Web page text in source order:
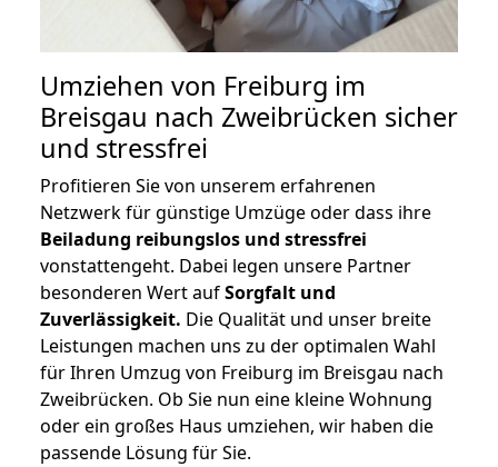
Umziehen von Freiburg im
Breisgau nach Zweibrücken sicher
und stressfrei
Profitieren Sie von unserem erfahrenen
Netzwerk für günstige Umzüge oder dass ihre
Beiladung reibungslos und stressfrei
vonstattengeht. Dabei legen unsere Partner
besonderen Wert aufSorgfalt und
Zuverlässigkeit. Die Qualität und unser breite
Leistungen machen uns zu der optimalen Wahl
für Ihren Umzug von Freiburg im Breisgau nach
Zweibrücken. Ob Sie nun eine kleine Wohnung
oder ein großes Haus umziehen, wir haben die
passende Lösung für Sie.